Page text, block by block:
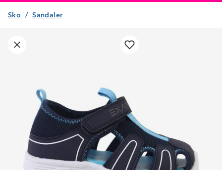
Produktet er lagt i handlekurven
Sko Sandaler